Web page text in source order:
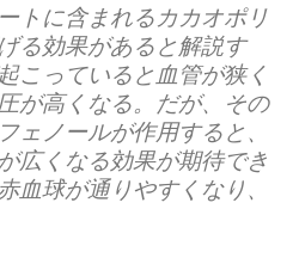
トに含まれるカカオポリ
る効果があると解説す
こっていると血管が狭く
が高くなる。だが、その
ェノールが作用すると、
広くなる効果が期待でき
血球が通りやすくなり、